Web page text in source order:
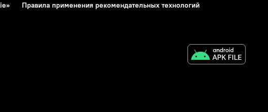
Правила применения рекомендательных технологий